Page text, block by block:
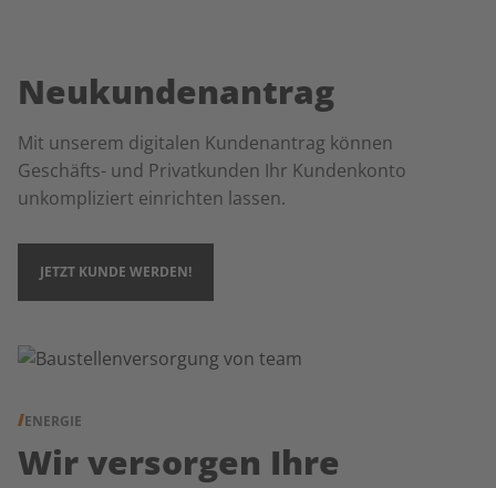
Neukundenantrag
Mit unserem digitalen Kundenantrag können
Geschäfts- und Privatkunden Ihr Kundenkonto
unkompliziert einrichten lassen.
JETZT KUNDE WERDEN!
ENERGIE
Wir versorgen Ihre